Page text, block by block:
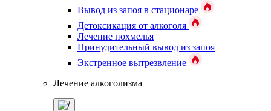
Вывод из запоя в стационаре
Детоксикация от алкоголя
Лечение похмелья
Принудительный вывод из запоя
Экстренное вытрезвление
Лечение алкоголизма